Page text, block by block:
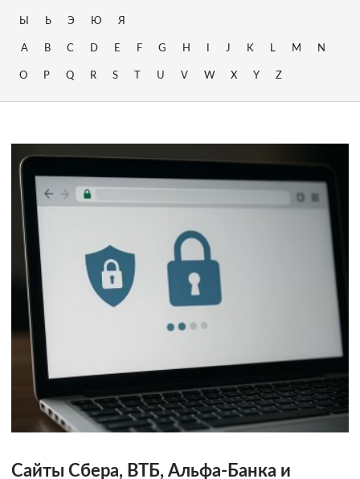
Ы Ь Э Ю Я
A B C D E F G H J K L M N
O P Q R S U V W X Y Z
Сайты Сбера, ВТБ, Альфа-Банка и